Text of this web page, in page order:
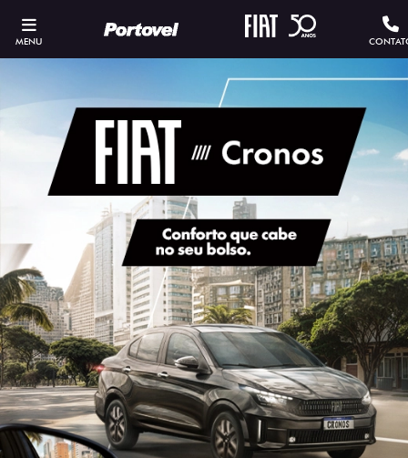
MENU
ESTOU INTERESSADO
Versão escolhida